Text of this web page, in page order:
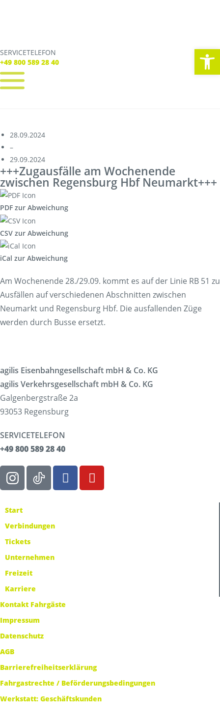
SERVICETELEFON
+49 800 589 28 40
SERVICE TELEFON
+49 800 589 28 40
Verbindungen
Tickets
Freizeit
Service
Unternehmen
28.09.2024
–
29.09.2024
+++Zugausfälle am Wochenende
zwischen Regensburg Hbf Neumarkt+++
PDF zur Abweichung
CSV zur Abweichung
iCal zur Abweichung
Am Wochenende 28./29.09. kommt es auf der Linie RB 51 zu
Ausfällen auf verschiedenen Abschnitten zwischen
Neumarkt und Regensburg Hbf. Die ausfallenden Züge
werden durch Busse ersetzt.
agilis Eisenbahngesellschaft mbH & Co. KG
agilis Verkehrsgesellschaft mbH & Co. KG
Galgenbergstraße 2a
93053 Regensburg
SERVICETELEFON
+49 800 589 28 40
Start
Verbindungen
Tickets
Unternehmen
Freizeit
Karriere
Kontakt Fahrgäste
Impressum
Datenschutz
AGB
Barrierefreiheitserklärung
Fahrgastrechte / Beförderungsbedingungen
Werkstatt: Geschäftskunden